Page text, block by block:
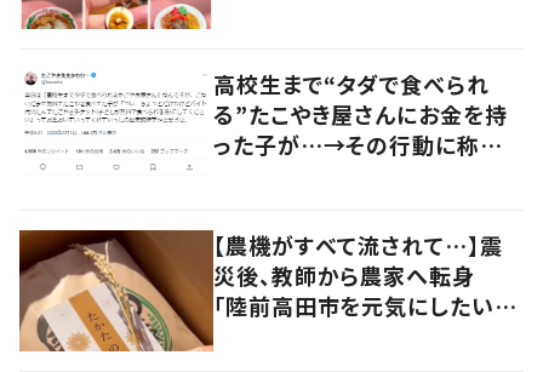
高校生まで“タダで食べられ
る”たこやき屋さんにお金を持
った子が…→その行動に称賛
【農機がすべて流されて…】震
災後、教師から農家へ転身
「陸前高田市を元気にしたい」